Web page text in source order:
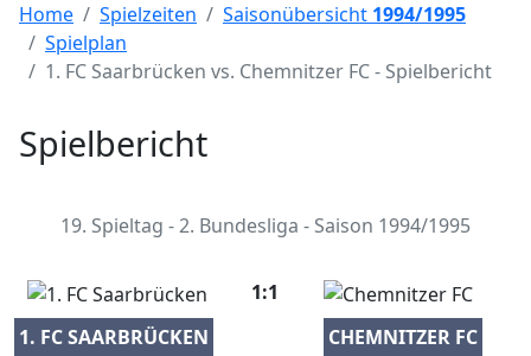
Home Spielzeiten Saisonübersicht 1994/1995
Spielplan
1. FC Saarbrücken vs. Chemnitzer FC - Spielbericht
Spielbericht
19. Spieltag - 2. Bundesliga - Saison 1994/1995
1. FC SAARBRÜCKEN
1:1
CHEMNITZER FC